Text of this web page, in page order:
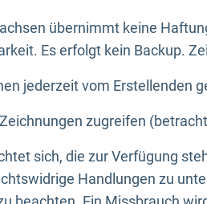
übernimmt keine
Es erfolgt kein Backup.
jederzeit vom Erstellenden
zugreifen
sich, die zur Verfügung
Handlungen zu